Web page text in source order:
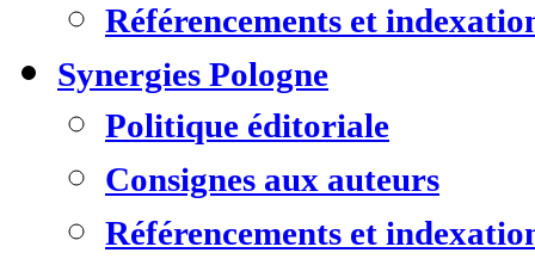
Référencements et
Synergies Pologne
Politique éditoriale
Consignes aux auteurs
Référencements et